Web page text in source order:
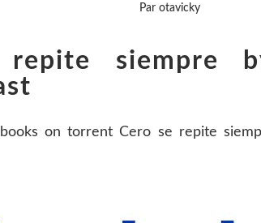
Par otavicky
siempre